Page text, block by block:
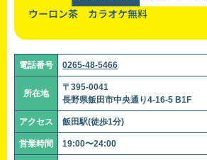
ウーロン茶 カラオケ無料
電話番号 0265-48-5466
所在地
〒395-0041
長野県飯田市中央通り4-16-5 B1F
アクセス 飯田駅(徒歩1分)
営業時間 19:00〜24:00